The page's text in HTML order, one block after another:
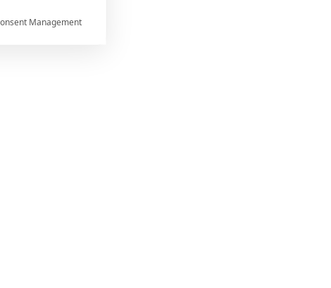

chyb,
Management